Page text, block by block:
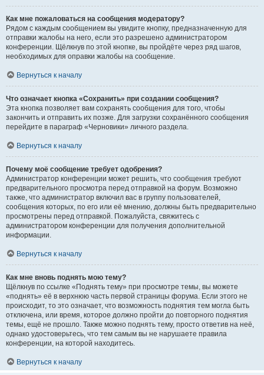
Как мне пожаловаться на сообщения модератору?
Рядом с каждым сообщением вы увидите кнопку, предназначенную для
отправки жалобы на него, если это разрешено администратором
конференции. Щёлкнув по этой кнопке, вы пройдёте через ряд шагов,
необходимых для оправки жалобы на сообщение.
Вернуться к началу
Что означает кнопка «Сохранить» при создании сообщения?
Эта кнопка позволяет вам сохранять сообщения для того, чтобы
закончить и отправить их позже. Для загрузки сохранённого сообщения
перейдите в параграф «Черновики» личного раздела.
Вернуться к началу
Почему моё сообщение требует одобрения?
Администратор конференции может решить, что сообщения требуют
предварительного просмотра перед отправкой на форум. Возможно
также, что администратор включил вас в группу пользователей,
сообщения которых, по его или её мнению, должны быть предварительно
просмотрены перед отправкой. Пожалуйста, свяжитесь с
администратором конференции для получения дополнительной
информации.
Вернуться к началу
Как мне вновь поднять мою тему?
Щёлкнув по ссылке «Поднять тему» при просмотре темы, вы можете
«поднять» её в верхнюю часть первой страницы форума. Если этого не
происходит, то это означает, что возможность поднятия тем могла быть
отключена, или время, которое должно пройти до повторного поднятия
темы, ещё не прошло. Также можно поднять тему, просто ответив на неё,
однако удостоверьтесь, что тем самым вы не нарушаете правила
конференции, на которой находитесь.
Вернуться к началу